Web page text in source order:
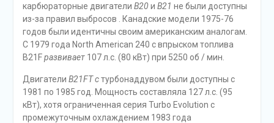
карбюраторные двигатели B20и B21 не были доступны
из-за правил выбросов . Канадские модели 1975-76
годов были идентичны своим американским аналогам.
С 1979 года North American 240 с впрыском топлива
B21Fразвивает107 л.с. (80 кВт) при 5250 об / мин.
Двигатели B21FT стурбонаддувом были доступны с
1981 по 1985 год. Мощность составляла 127 л.с. (95
кВт), хотя ограниченная серия Turbo Evolution с
промежуточным охлаждением 1983 года